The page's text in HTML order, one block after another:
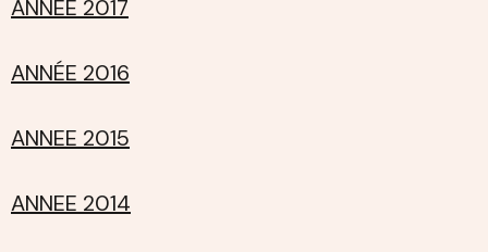
ANNÉE 2017
ANNÉE 2016
ANNEE 2015
ANNEE 2014